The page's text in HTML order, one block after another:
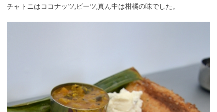
チャトニはココナッツ,ビーツ,真ん中は柑橘の味でした。